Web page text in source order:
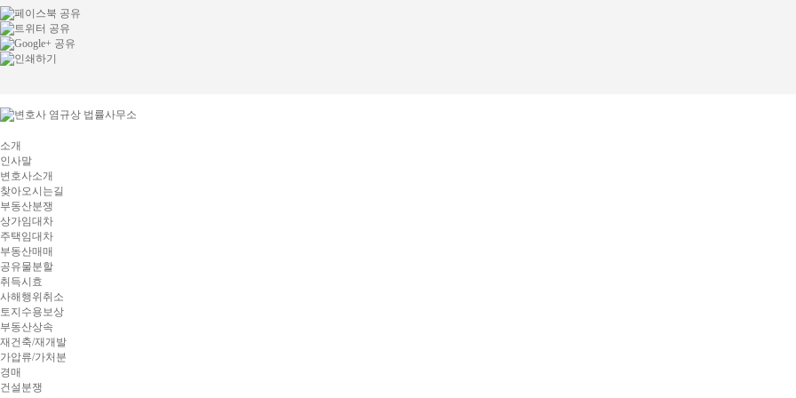
소개
인사말
변호사소개
찾아오시는길
부동산분쟁
상가임대차
주택임대차
부동산매매
공유물분할
취득시효
사해행위취소
토지수용보상
부동산상속
재건축/재개발
가압류/가처분
경매
건설분쟁